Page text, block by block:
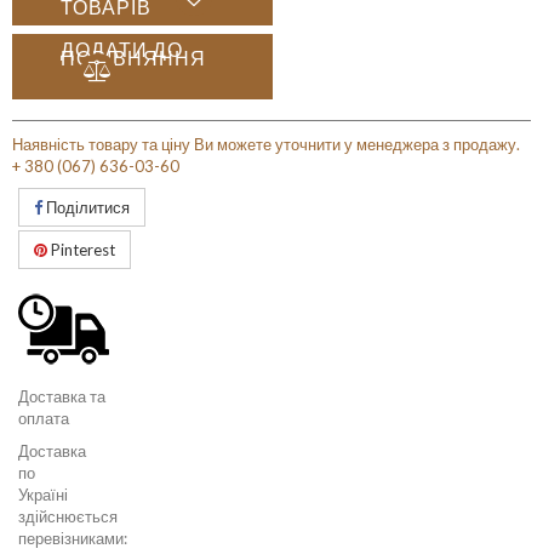
ТОВАРІВ
ДОДАТИ ДО
ПОРІВНЯННЯ
Наявність товару та ціну Ви можете уточнити у менеджера з продажу.
+ 380 (067) 636-03-60
Поділитися
Pinterest
Доставка та
оплата
Доставка
по
Україні
здійснюється
перевізниками: